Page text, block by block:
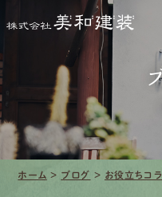
お家をきれいに
会社をきれいに
クリーニング
施工事例
口コミ・レビュー紹介
ホーム > ブログ > お役立ちコ